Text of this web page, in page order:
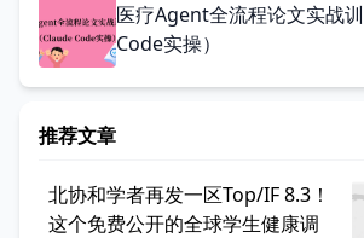
医疗Agent全流程论文实战
Code实操）
推荐文章
北协和学者再发一区Top/IF 8.3！
这个免费公开的全球学生健康调